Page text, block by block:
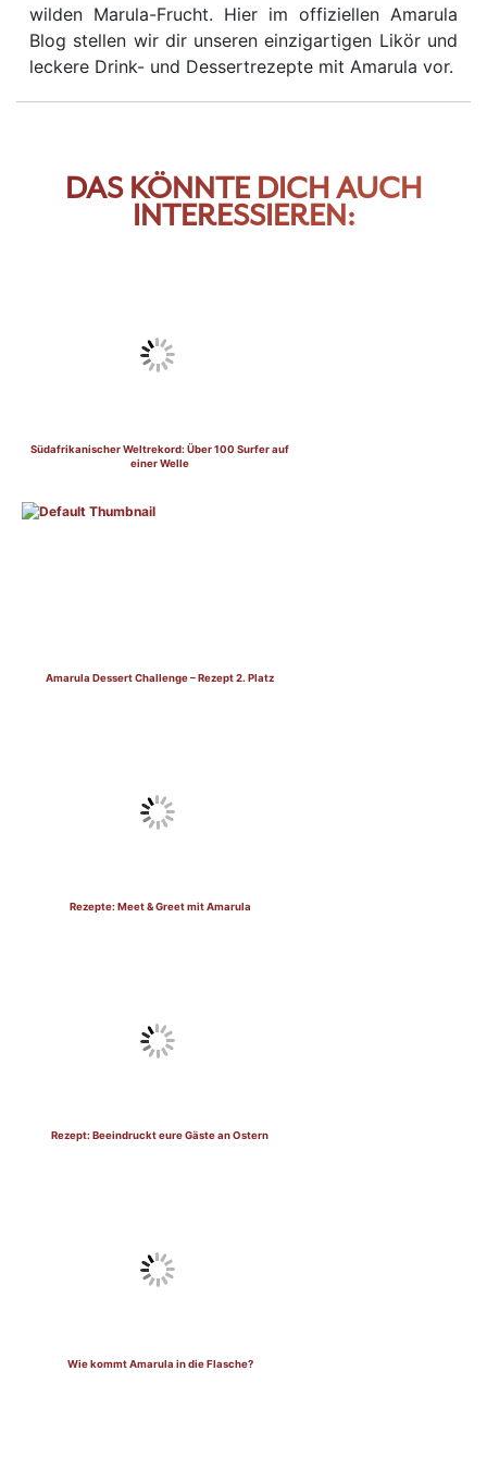
wilden Marula-Frucht. Hier im offiziellen Amarula
Blog stellen wir dir unseren einzigartigen Likör und
leckere Drink- und Dessertrezepte mit Amarula vor.
DAS KÖNNTE DICH AUCH
INTERESSIEREN:
Südafrikanischer Weltrekord: Über 100 Surfer auf
einer Welle
Amarula Dessert Challenge – Rezept 2. Platz
Rezepte: Meet & Greet mit Amarula
Rezept: Beeindruckt eure Gäste an Ostern
Wie kommt Amarula in die Flasche?